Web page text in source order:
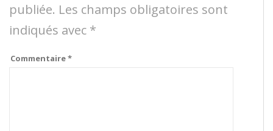
publiée. Les champs obligatoires sont
indiqués avec *
Commentaire*